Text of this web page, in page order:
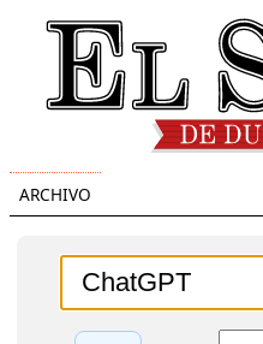
ARCHIVO